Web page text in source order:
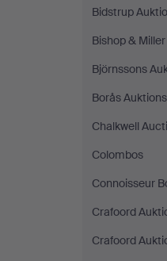
Bidstrup
Bishop & Miller
Björnssons
Borås
Chalkwell
Colombos
Connoisseur
Crafoord
Crafoord